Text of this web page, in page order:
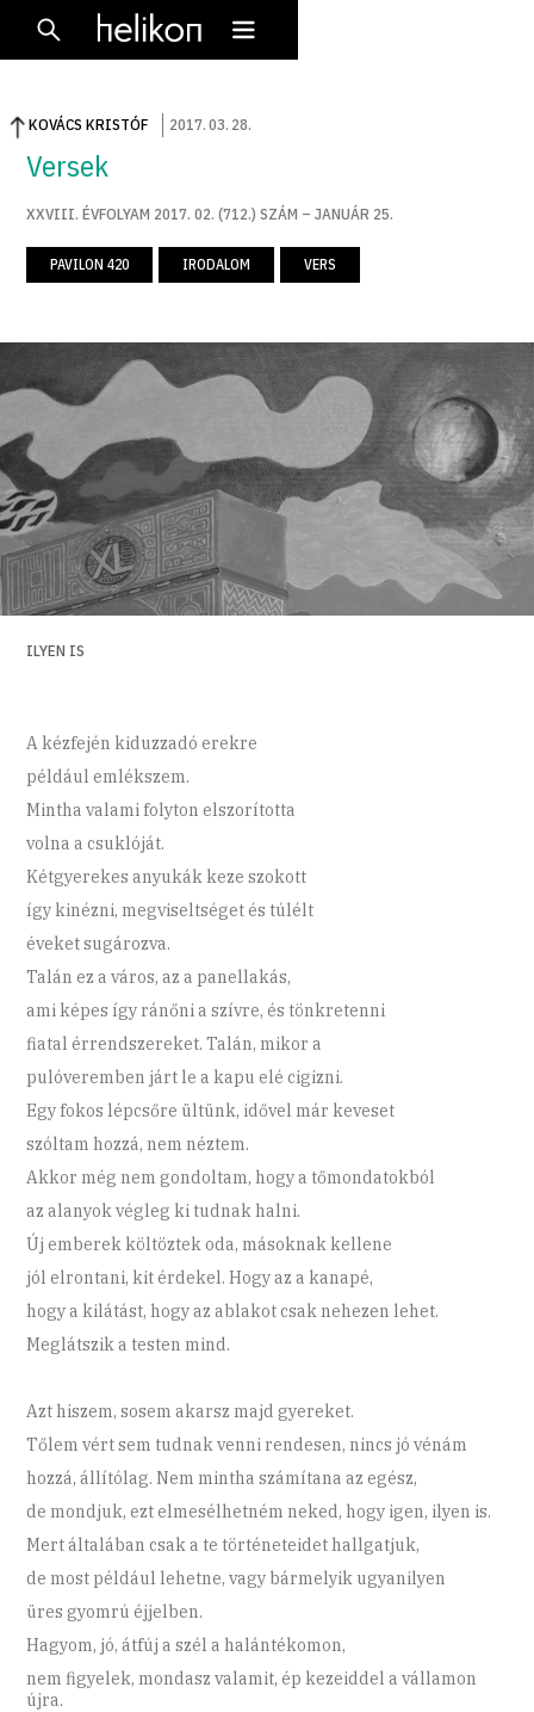
KOVÁCS KRISTÓF 2017.03. 28.
Versek
XXVIII. ÉVFOLYAM 2017. 02. (712.) SZÁM – JANUÁR 25.
PAVILON 420 IRODALOM VERS
ILYEN IS
A kézfején kiduzzadó erekre
például emlékszem.
Mintha valami folyton elszorította
volna a csuklóját.
Kétgyerekes anyukák keze szokott
így kinézni, megviseltséget és túlélt
éveket sugározva.
Talán ez a város, az a panellakás,
ami képes így ránőni a szívre, és tönkretenni
fiatal érrendszereket. Talán, mikor a
pulóveremben járt le a kapu elé cigizni.
Egy fokos lépcsőre ültünk, idővel már keveset
szóltam hozzá, nem néztem.
Akkor még nem gondoltam, hogy a tőmondatokból
az alanyok végleg ki tudnak halni.
Új emberek költöztek oda, másoknak kellene
jól elrontani, kit érdekel. Hogy az a kanapé,
hogy a kilátást, hogy az ablakot csak nehezen lehet.
Meglátszik a testen mind.
Azt hiszem, sosem akarsz majd gyereket.
Tőlem vért sem tudnak venni rendesen, nincs jó vénám
hozzá, állítólag. Nem mintha számítana az egész,
de mondjuk, ezt elmesélhetném neked, hogy igen, ilyen is.
Mert általában csak a te történeteidet hallgatjuk,
de most például lehetne, vagy bármelyik ugyanilyen
üres gyomrú éjjelben.
Hagyom, jó, átfúj a szél a halántékomon,
nem figyelek, mondasz valamit, ép kezeiddel a vállamon
újra.